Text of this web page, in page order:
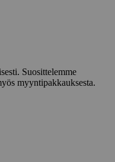
Suosittelemme
myyntipakkauksesta.